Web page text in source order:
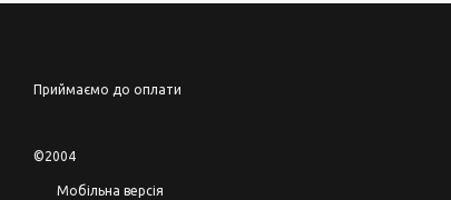
Приймаємо до оплати
©2004
Мобільна версія